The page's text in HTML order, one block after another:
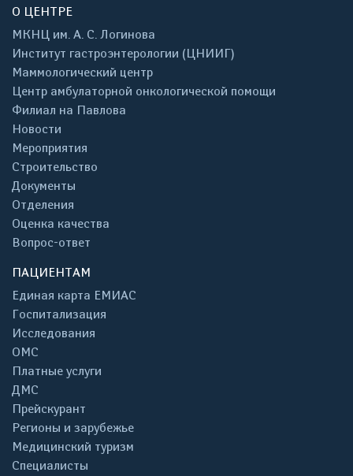
О ЦЕНТРЕ
МКНЦ им. А. С. Логинова
Институт гастроэнтерологии (ЦНИИГ)
Маммологический центр
Центр амбулаторной онкологической помощи
Филиал на Павлова
Новости
Мероприятия
Строительство
Документы
Отделения
Оценка качества
Вопрос-ответ
ПАЦИЕНТАМ
Единая карта ЕМИАС
Госпитализация
Исследования
ОМС
Платные услуги
ДМС
Прейскурант
Регионы и зарубежье
Медицинский туризм
Специалисты